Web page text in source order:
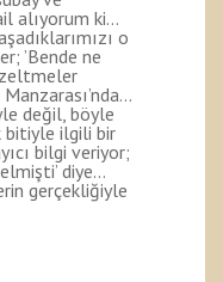
alıyorum ki…
o
’Bende ne
değil, böyle
bitiyle ilgili bir
bilgi veriyor;
diye…
gerçekliğiyle